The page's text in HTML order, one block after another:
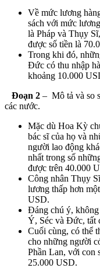
Về mức lương
sách với mức
là Pháp và Thụy
được số tiền là
Trong khi đó,
Đức có thu nhập
khoảng 10.000
Đoạn 2 – Mô tả và so
các nước.
Mặc dù Hoa Kỳ
bác sĩ của họ và
người lao động
nhất trong số
được trên 40.000
Công nhân Thụy
lương thấp hơn
USD.
Đáng chú ý,
Ý, Séc và Đức, tất
Cuối cùng, có thể
cho những người
Phần Lan, với con
25.000 USD.